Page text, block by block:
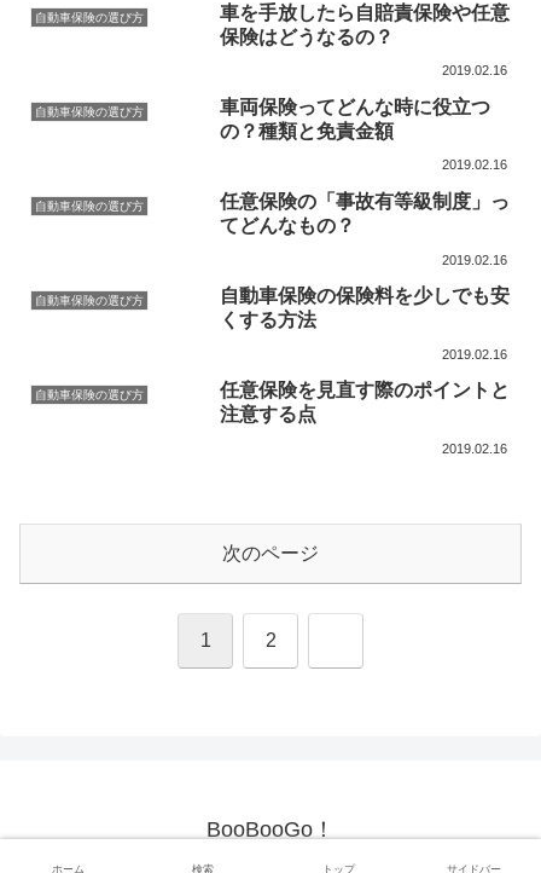
自動車保険の選び方
車を手放したら自賠責保険や任意
保険はどうなるの？
2019.02.16
自動車保険の選び方
車両保険ってどんな時に役立つ
の？種類と免責金額
2019.02.16
自動車保険の選び方
任意保険の「事故有等級制度」っ
てどんなもの？
2019.02.16
自動車保険の選び方
自動車保険の保険料を少しでも安
くする方法
2019.02.16
自動車保険の選び方
任意保険を見直す際のポイントと
注意する点
2019.02.16
次のページ
1 2
BooBooGo！
© 2019 BooBooGo！.
ホーム 検索 トップ サイドバー